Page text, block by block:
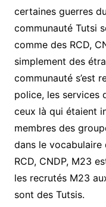
certaines guerres
communauté Tutsi
comme des RCD,
simplement des
communauté s’est
police, les services
ceux là qui étaient
membres des
dans le
RCD, CNDP, M23
les recrutés M23
sont des Tutsis.